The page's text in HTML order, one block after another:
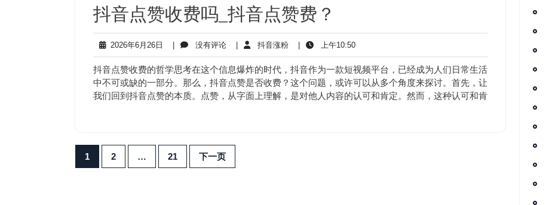
抖音点赞收费吗_抖音点赞费？
2026年6月26日
2026
年
6
月
26
日
没有评论没
有
评
论
抖音涨粉抖
音
涨
粉
上午10:50上
午
10:50
抖音点赞收费的哲学思考在这个信息爆炸的时代，抖音作为一款短视频平台，已经成为人们日常生活
中不可或缺的一部分。那么，抖音点赞是否收费？这个问题，或许可以从多个角度来探讨。首先，让
我们回到抖音点赞的本质。点赞，从字面上理解，是对他人内容的认可和肯定。然而，这种认可和肯
文
1 2 … 21 下一页